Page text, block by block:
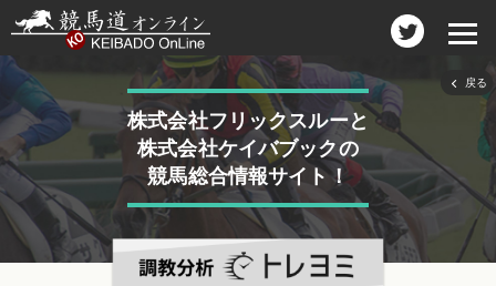
戻る
株式会社フリックスルーと
株式会社ケイバブックの
競馬総合情報サイト！